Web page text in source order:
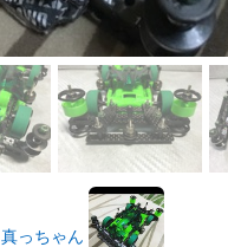
真っちゃん